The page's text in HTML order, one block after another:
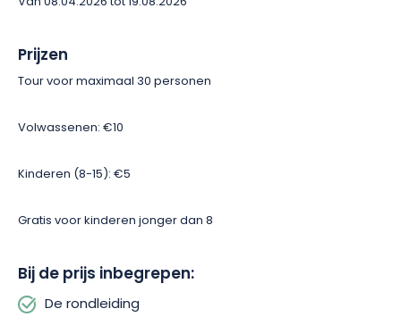
Prijzen
Tour voor maximaal 30 personen
Volwassenen: €10
Kinderen (8-15): €5
Gratis voor kinderen jonger dan 8
Bij de prijs inbegrepen:
De rondleiding